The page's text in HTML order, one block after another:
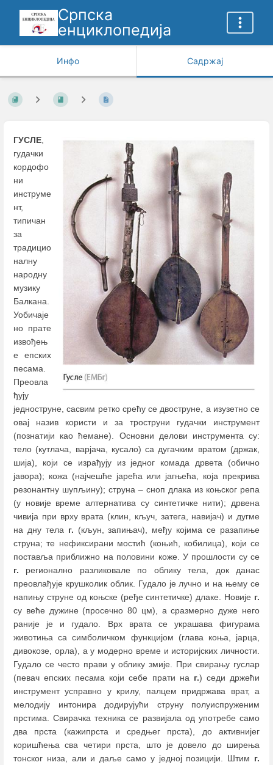
Српска
енциклопедија
Инфо Садржај
ГУСЛЕ,
гудачки
кордофо
ни
инструме
нт,
типичан
за
традицио
налну
народну
музику
Балкана.
Уобичаје
но прате
извођењ
е епских
песама.
Преовла
ђују
једноструне, сасвим ретко срећу се двоструне, а изузетно се
овај назив користи и за троструни гудачки инструмент
(познатији као ћемaне). Основни делови инструмента су:
тело (кутлача, варјача, кусало) са дугачким вратом (држак,
шија), који се израђују из једног комада дрвета (обично
јавора); кожа (најчешће јарећа или јагњећа, која прекрива
резонантну шупљину); струна – сноп длака из коњског репа
(у новије време алтернатива су синтетичке нити); дрвена
чивија при врху врата (клин, кључ, затега, навијач) и дугме
на дну тела г. (кљун, запињач), међу којима се разапиње
струна; те нефиксирани мостић (коњић, кобилица), који се
поставља приближно на половини коже. У прошлости су се
г. регионално разликовале по облику тела, док данас
преовлађује крушколик облик. Гудало је лучно и на њему се
напињу струне од коњске (ређе синтетичке) длаке. Новије г.
су веће дужине (просечно 80 цм), а сразмерно дуже него
раније је и гудало. Врх врата се украшава фигурама
животиња са симболичком функцијом (глава коња, јарца,
дивокозе, орла), а у модерно време и историјских личности.
Гудало се често прави у облику змије. При свирању гуслар
(певач епских песама који себе прати на г.) седи држећи
инструмент усправно у крилу, палцем придржава врат, а
мелодију интонира додирујући струну полуиспруженим
прстима. Свирачка техника се развијала од употребе само
два прста (кажипрста и средњег прста), до активнијег
коришћења сва четири прста, што је довело до ширења
тонског низа, али и даље само у једној позицији. Штим г.